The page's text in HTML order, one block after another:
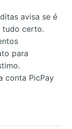
avisa se é
tudo certo.
para
conta PicPay